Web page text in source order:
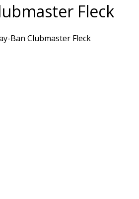
Fleck